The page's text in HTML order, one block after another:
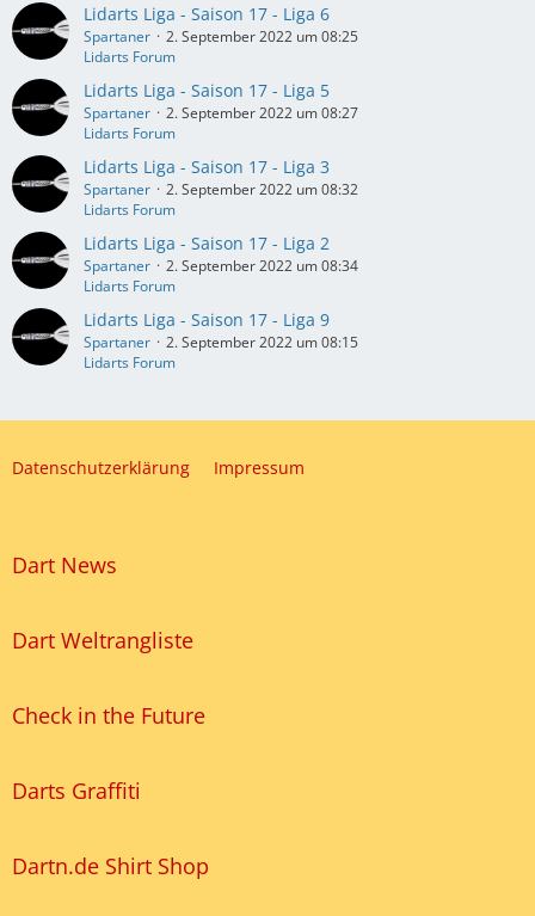
Lidarts Liga - Saison 17 - Liga 6
Spartaner
2. September 2022 um 08:25
Lidarts Forum
Lidarts Liga - Saison 17 - Liga 5
Spartaner
2. September 2022 um 08:27
Lidarts Forum
Lidarts Liga - Saison 17 - Liga 3
Spartaner
2. September 2022 um 08:32
Lidarts Forum
Lidarts Liga - Saison 17 - Liga 2
Spartaner
2. September 2022 um 08:34
Lidarts Forum
Lidarts Liga - Saison 17 - Liga 9
Spartaner
2. September 2022 um 08:15
Lidarts Forum
Datenschutzerklärung Impressum
Dart News
Dart Weltrangliste
Check in the Future
Darts Graffiti
Dartn.de Shirt Shop